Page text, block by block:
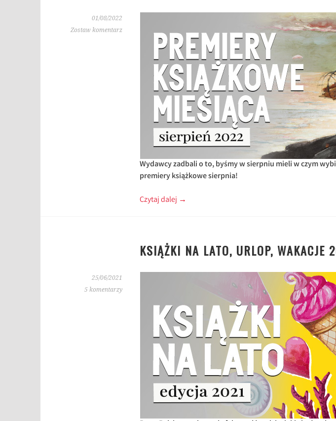
01/08/2022
Zostaw komentarz
Wydawcy zadbali o to, byśmy w sierpniu mieli w czym
premiery książkowe sierpnia!
Czytaj dalej →
KSIĄŻKI NA LATO, URLOP, WAKACJE
25/06/2021
5 komentarzy